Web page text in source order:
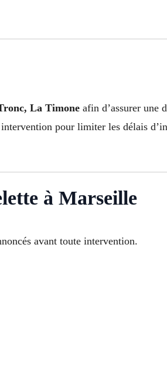
La Timone afin d’assurer une
pour limiter les délais
à Marseille
avant toute intervention.